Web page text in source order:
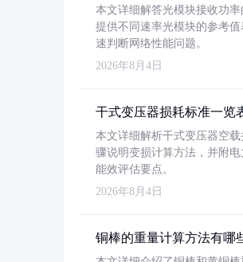
本文详细解答光模块接收功
提供不同速率光模块的参考
速判断网络性能问题。
2026年8月4日
干式变压器损耗标准一览
本文详细解析干式变压器空
骤说明变损计算方法，并附
能效评估要点。
2026年8月4日
铜棒的重量计算方法有哪